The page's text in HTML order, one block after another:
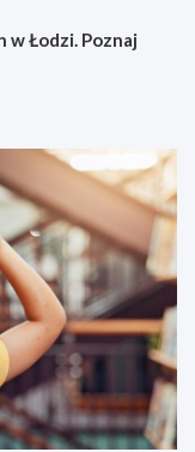
w Łodzi. Poznaj